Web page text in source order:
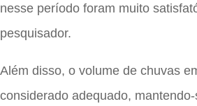
nesse período foram muito
pesquisador.
Além disso, o volume de chuvas
considerado adequado,